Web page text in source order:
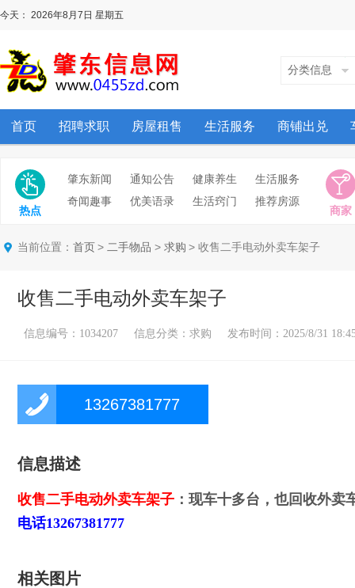
今天： 2026年8月7日 星期五
分类信息
首页 招聘求职 房屋租售 生活服务 商铺出兑
肇东新闻 通知公告 健康养生
生活服务
奇闻趣事
优美语录 生活窍门 推荐房源
热点 商家
当前位置： 首页 > 二手物品 > 求购 > 收售二手电动外卖车架子
收售二手电动外卖车架子
信息编号：1034207 信息分类：求购 发布时间：2025/8/31
13267381777
信息描述
收售二手电动外卖车架子： 现车十多台，也回收外卖
电话13267381777
相关图片